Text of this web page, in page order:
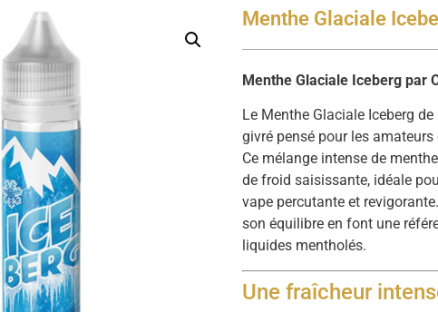
Menthe Glaciale
Menthe Glaciale Iceberg par
Le Menthe Glaciale Iceberg de
givré pensé pour les
Ce mélange intense de
de froid saisissante, idéale
vape percutante et
son équilibre en font une
liquides mentholés.
Une fraîcheur